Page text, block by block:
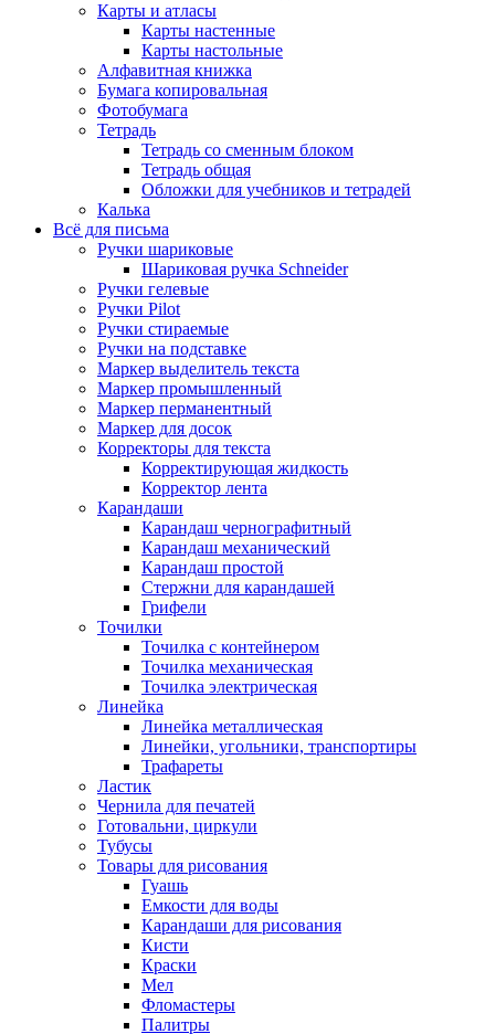
Карты и атласы
Карты настенные
Карты настольные
Алфавитная книжка
Бумага копировальная
Фотобумага
Тетрадь
Тетрадь со сменным блоком
Тетрадь общая
Обложки для учебников и тетрадей
Калька
Всё для письма
Ручки шариковые
Шариковая ручка Schneider
Ручки гелевые
Ручки Pilot
Ручки стираемые
Ручки на подставке
Маркер выделитель текста
Маркер промышленный
Маркер перманентный
Маркер для досок
Корректоры для текста
Корректирующая жидкость
Корректор лента
Карандаши
Карандаш чернографитный
Карандаш механический
Карандаш простой
Стержни для карандашей
Грифели
Точилки
Точилка с контейнером
Точилка механическая
Точилка электрическая
Линейка
Линейка металлическая
Линейки, угольники, транспортиры
Трафареты
Ластик
Чернила для печатей
Готовальни, циркули
Тубусы
Товары для рисования
Гуашь
Емкости для воды
Карандаши для рисования
Кисти
Краски
Мел
Фломастеры
Палитры